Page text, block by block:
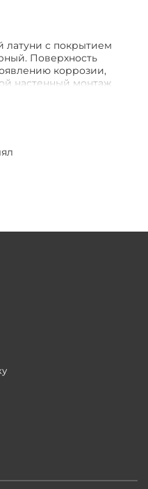
латуни с покрытием
Поверхность
коррозии,
настенный монтаж